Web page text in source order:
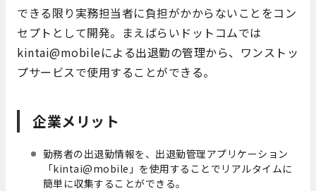
できる限り実務担当者に負担がかからないことをコン
セプトとして開発。まえばらいドットコムでは
kintai@mobileによる出退勤の管理から、ワンストッ
プサービスで使用することができる。
企業メリット
勤務者の出退勤情報を、出退勤管理アプリケーション
「kintai@mobile」を使用することでリアルタイムに
簡単に収集することができる。